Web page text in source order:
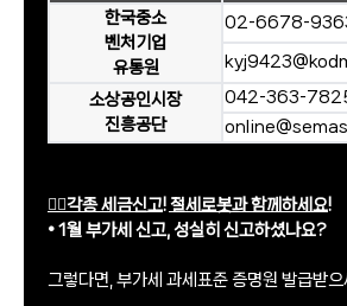
한국중소
벤처기업
유통원
02-6678-
소상공인시장
진흥공단
042-363-
👉🏻각종 세금신고! 절세로봇과 함께하세요!
• 1월 부가세 신고, 성실히 신고하셨나요?
그렇다면, 부가세 과세표준 증명원 발급받으